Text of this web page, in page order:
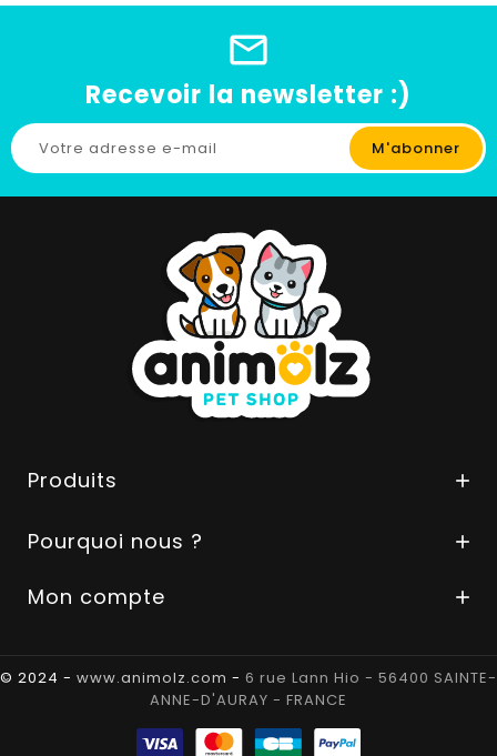
Recevoir la newsletter :)
Produits 
Pourquoi nous ? 
Mon compte 
© 2024 - www.animolz.com - 6 rue Lann Hio - 56400 SAINTE-
ANNE-D'AURAY - FRANCE